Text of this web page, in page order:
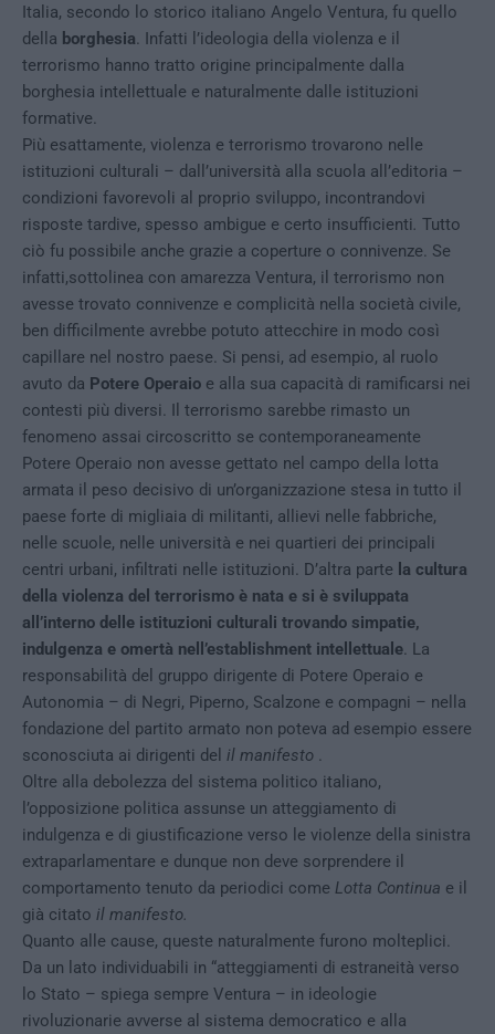
Italia, secondo lo storico italiano Angelo Ventura, fu quello
della borghesia. Infatti l’ideologia della violenza e il
terrorismo hanno tratto origine principalmente dalla
borghesia intellettuale e naturalmente dalle istituzioni
formative.
Più esattamente, violenza e terrorismo trovarono nelle
istituzioni culturali – dall’università alla scuola all’editoria –
condizioni favorevoli al proprio sviluppo, incontrandovi
risposte tardive, spesso ambigue e certo insufficienti. Tutto
ciò fu possibile anche grazie a coperture o connivenze. Se
infatti,sottolinea con amarezza Ventura, il terrorismo non
avesse trovato connivenze e complicità nella società civile,
ben difficilmente avrebbe potuto attecchire in modo così
capillare nel nostro paese. Si pensi, ad esempio, al ruolo
avuto da Potere Operaio e alla sua capacità di ramificarsi nei
contesti più diversi. Il terrorismo sarebbe rimasto un
fenomeno assai circoscritto se contemporaneamente
Potere Operaio non avesse gettato nel campo della lotta
armata il peso decisivo di un’organizzazione stesa in tutto il
paese forte di migliaia di militanti, allievi nelle fabbriche,
nelle scuole, nelle università e nei quartieri dei principali
centri urbani, infiltrati nelle istituzioni. D’altra parte la cultura
della violenza del terrorismo è nata e si è sviluppata
all’interno delle istituzioni culturali trovando simpatie,
indulgenza e omertà nell’establishment intellettuale. La
responsabilità del gruppo dirigente di Potere Operaio e
Autonomia – di Negri, Piperno, Scalzone e compagni – nella
fondazione del partito armato non poteva ad esempio essere
sconosciuta ai dirigenti del il manifesto .
Oltre alla debolezza del sistema politico italiano,
l’opposizione politica assunse un atteggiamento di
indulgenza e di giustificazione verso le violenze della sinistra
extraparlamentare e dunque non deve sorprendere il
comportamento tenuto da periodici come Lotta Continua e il
già citato il manifesto.
Quanto alle cause, queste naturalmente furono molteplici.
Da un lato individuabili in “atteggiamenti di estraneità verso
lo Stato – spiega sempre Ventura – in ideologie
rivoluzionarie avverse al sistema democratico e alla